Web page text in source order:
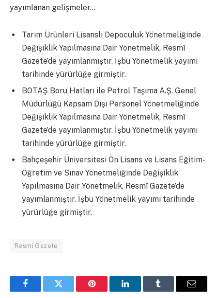
yayımlanan gelişmeler…
Tarım Ürünleri Lisanslı Depoculuk Yönetmeliğinde
Değişiklik Yapılmasına Dair Yönetmelik, Resmî
Gazete’de yayımlanmıştır. İşbu Yönetmelik yayımı
tarihinde yürürlüğe girmiştir.
BOTAŞ Boru Hatları ile Petrol Taşıma A.Ş. Genel
Müdürlüğü Kapsam Dışı Personel Yönetmeliğinde
Değişiklik Yapılmasına Dair Yönetmelik, Resmî
Gazete’de yayımlanmıştır. İşbu Yönetmelik yayımı
tarihinde yürürlüğe girmiştir.
Bahçeşehir Üniversitesi Ön Lisans ve Lisans Eğitim-
Öğretim ve Sınav Yönetmeliğinde Değişiklik
Yapılmasına Dair Yönetmelik, Resmî Gazete’de
yayımlanmıştır. İşbu Yönetmelik yayımı tarihinde
yürürlüğe girmiştir.
Resmî Gazete
FacebookTwitter Pinterest LinkedInTumblr Email